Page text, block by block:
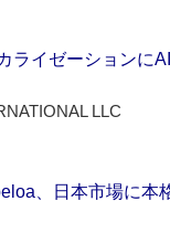
ライゼーションに
LLC
、日本市場に本